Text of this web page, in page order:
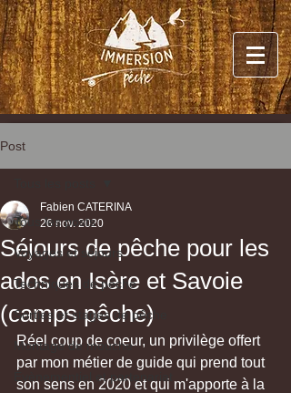
Post
Tous les posts
Voyages et séjours
Techniques de pêche
Sorties et stages de pêche
Montage de mouche
Évènementiel et partenariat
Séjours de pêche pour les
ados en Isère et Savoie
(camps pêche)
Fabien CATERINA
26 nov. 2020
Réel coup de coeur, un privilège offert
par mon métier de guide qui prend tout
son sens en 2020 et qui m'apporte à la